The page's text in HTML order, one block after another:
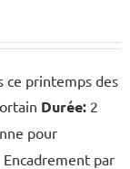
ce printemps des
Durée:2
pour
par